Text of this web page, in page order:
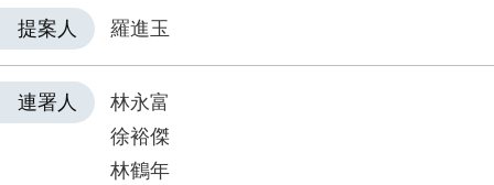
提案人 羅進玉
連署人
林永富
徐裕傑
林鶴年